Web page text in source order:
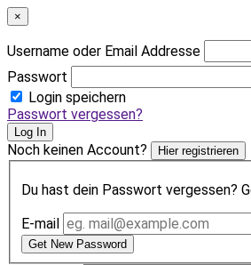
×
Username oder Email Addresse
Passwort
Login speichern
Passwort vergessen?
Log In
Noch keinen Account? Hier registrieren
Du hast dein Passwort vergessen?
E-mail
Get New Password